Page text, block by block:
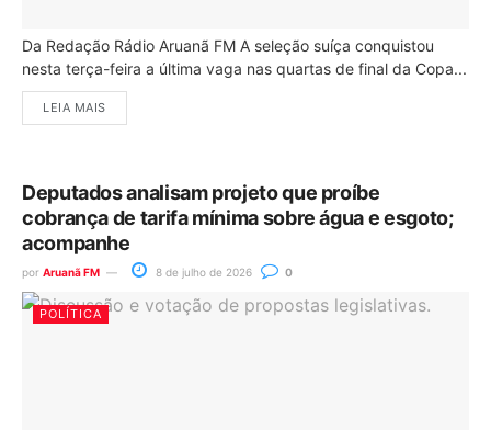
Da Redação Rádio Aruanã FM A seleção suíça conquistou
nesta terça-feira a última vaga nas quartas de final da Copa...
LEIA MAIS
Deputados analisam projeto que proíbe
cobrança de tarifa mínima sobre água e esgoto;
acompanhe
por Aruanã FM 8 de julho de 2026 0
POLÍTICA